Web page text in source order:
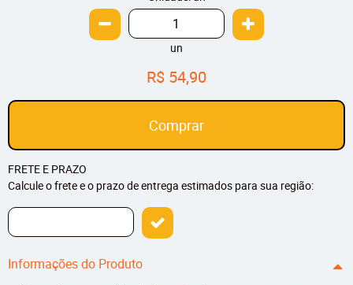
un
R$ 54,90
Comprar
FRETE E PRAZO
Calcule o frete e o prazo de entrega estimados para sua região:
Informações do Produto